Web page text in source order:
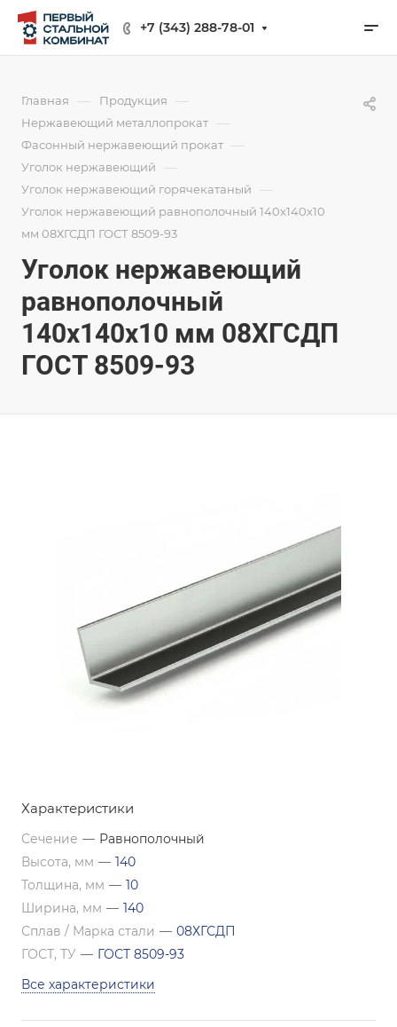
+7 (343) 288-78-01
Главная — Продукция —
Нержавеющий металлопрокат —
Фасонный нержавеющий прокат —
Уголок нержавеющий —
Уголок нержавеющий горячекатаный —
Уголок нержавеющий равнополочный 140х140х10
мм 08ХГСДП ГОСТ 8509-93
Уголок нержавеющий
равнополочный
140х140х10 мм 08ХГСДП
ГОСТ 8509-93
Характеристики
Сечение — Равнополочный
Высота, мм — 140
Толщина, мм — 10
Ширина, мм — 140
Сплав / Марка стали — 08ХГСДП
ГОСТ, ТУ — ГОСТ 8509-93
Все характеристики